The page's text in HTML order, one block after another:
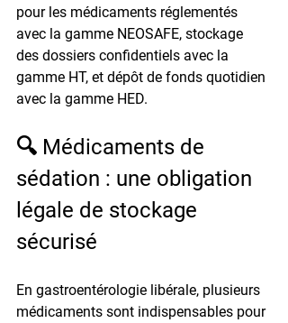
pour les médicaments réglementés
avec la gamme NEOSAFE, stockage
des dossiers confidentiels avec la
gamme HT, et dépôt de fonds quotidien
avec la gamme HED.
🔍 Médicaments de
sédation : une obligation
légale de stockage
sécurisé
En gastroentérologie libérale, plusieurs
médicaments sont indispensables pour